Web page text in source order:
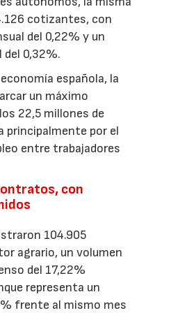
cotizantes, con
del 0,22% y un
del 0,32%.
española, la
un máximo
22,5 millones de
principalmente por el
entre trabajadores
con
104.905
agrario, un volumen
del 17,22%
representa un
frente al mismo mes